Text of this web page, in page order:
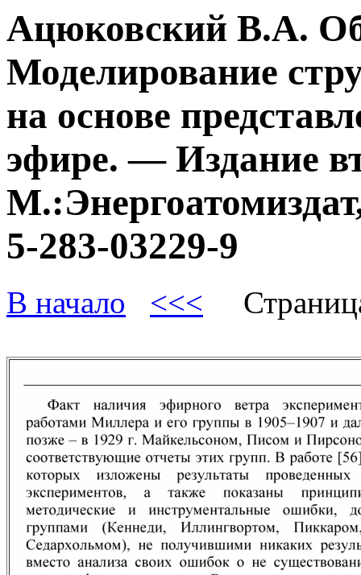
Ацюковский В.А.
Моделирование
на основе
эфире. — Издание
5-283-03229-9
В начало <<<